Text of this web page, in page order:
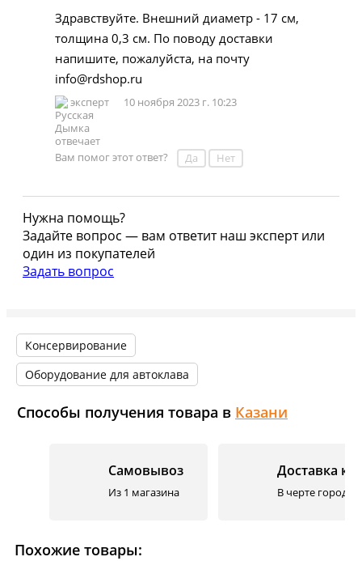
Здравствуйте. Внешний диаметр - 17 см,
толщина 0,3 см. По поводу доставки
напишите, пожалуйста, на почту
info@rdshop.ru
эксперт 10 ноября 2023 г. 10:23
Вам помог этот ответ? Да Нет
Нужна помощь?
Задайте вопрос — вам ответит наш эксперт или
один из покупателей
Задать вопрос
Консервирование
Оборудование для автоклава
Способы получения товара в Казани
Самовывоз
Из 1 магазина
Доставка
В черте города.
Похожие товары: